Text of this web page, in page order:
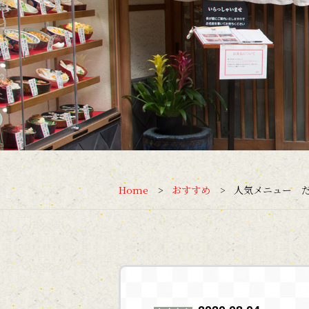
Home おすすめ 人気メニュー